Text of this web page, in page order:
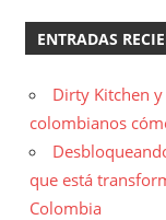
ENTRADAS
Dirty Kitchen
colombianos
que está
Colombia